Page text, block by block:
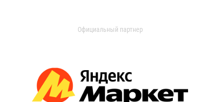
Официальный партнер